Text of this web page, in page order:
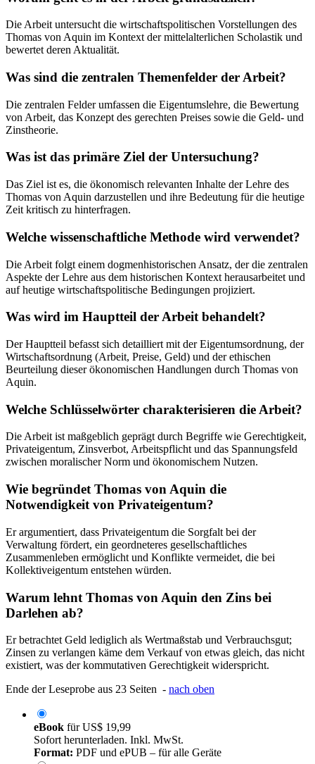
Die Arbeit untersucht die wirtschaftspolitischen Vorstellungen des
Thomas von Aquin im Kontext der mittelalterlichen Scholastik und
bewertet deren Aktualität.
Was sind die zentralen Themenfelder der Arbeit?
Die zentralen Felder umfassen die Eigentumslehre, die Bewertung
von Arbeit, das Konzept des gerechten Preises sowie die Geld- und
Zinstheorie.
Was ist das primäre Ziel der Untersuchung?
Das Ziel ist es, die ökonomisch relevanten Inhalte der Lehre des
Thomas von Aquin darzustellen und ihre Bedeutung für die heutige
Zeit kritisch zu hinterfragen.
Welche wissenschaftliche Methode wird verwendet?
Die Arbeit folgt einem dogmenhistorischen Ansatz, der die zentralen
Aspekte der Lehre aus dem historischen Kontext herausarbeitet und
auf heutige wirtschaftspolitische Bedingungen projiziert.
Was wird im Hauptteil der Arbeit behandelt?
Der Hauptteil befasst sich detailliert mit der Eigentumsordnung, der
Wirtschaftsordnung (Arbeit, Preise, Geld) und der ethischen
Beurteilung dieser ökonomischen Handlungen durch Thomas von
Aquin.
Welche Schlüsselwörter charakterisieren die Arbeit?
Die Arbeit ist maßgeblich geprägt durch Begriffe wie Gerechtigkeit,
Privateigentum, Zinsverbot, Arbeitspflicht und das Spannungsfeld
zwischen moralischer Norm und ökonomischem Nutzen.
Wie begründet Thomas von Aquin die
Notwendigkeit von Privateigentum?
Er argumentiert, dass Privateigentum die Sorgfalt bei der
Verwaltung fördert, ein geordneteres gesellschaftliches
Zusammenleben ermöglicht und Konflikte vermeidet, die bei
Kollektiveigentum entstehen würden.
Warum lehnt Thomas von Aquin den Zins bei
Darlehen ab?
Er betrachtet Geld lediglich als Wertmaßstab und Verbrauchsgut;
Zinsen zu verlangen käme dem Verkauf von etwas gleich, das nicht
existiert, was der kommutativen Gerechtigkeit widerspricht.
Ende der Leseprobe aus 23 Seiten - nach oben
eBook fürUS$ 19,99
Sofort herunterladen. Inkl. MwSt.
Format: PDF und ePUB – für alle Geräte